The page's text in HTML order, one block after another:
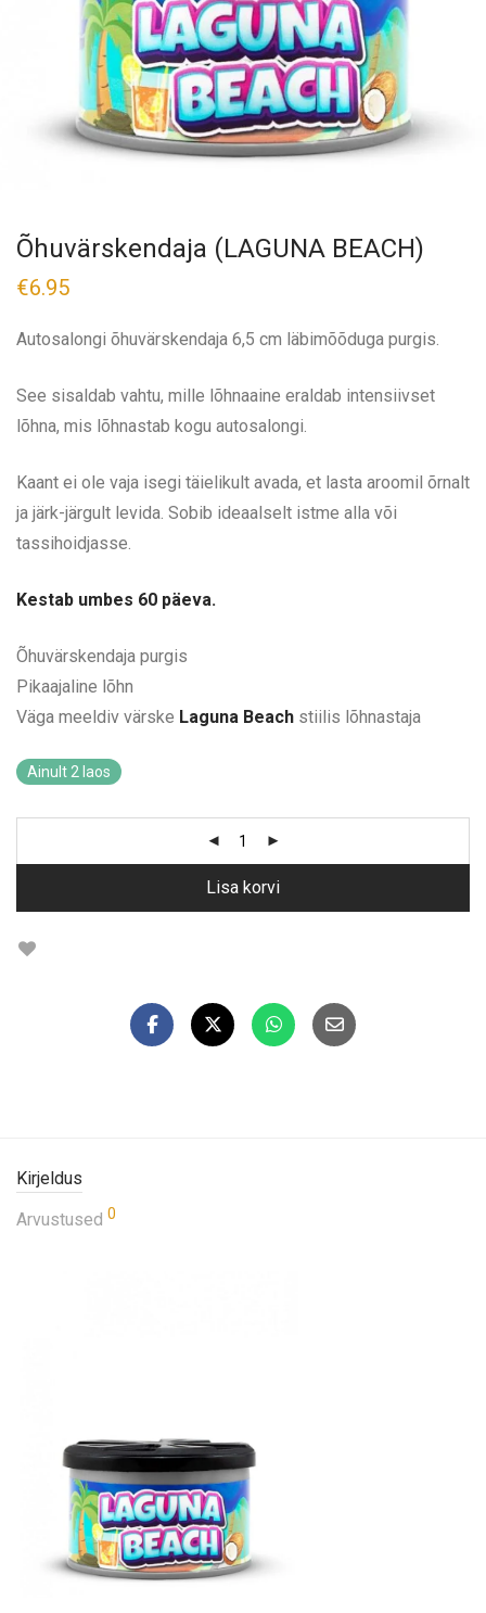
Õhuvärskendaja (LAGUNA BEACH)
€6.95
Autosalongi õhuvärskendaja 6,5 cm läbimõõduga purgis.
See sisaldab vahtu, mille lõhnaaine eraldab intensiivset
lõhna, mis lõhnastab kogu autosalongi.
Kaant ei ole vaja isegi täielikult avada, et lasta aroomil õrnalt
ja järk-järgult levida. Sobib ideaalselt istme alla või
tassihoidjasse.
Kestab umbes 60 päeva.
Õhuvärskendaja purgis
Pikaajaline lõhn
Väga meeldiv värske Laguna Beach stiilis lõhnastaja
Ainult 2 laos
Lisa korvi
Kirjeldus
Arvustused 0